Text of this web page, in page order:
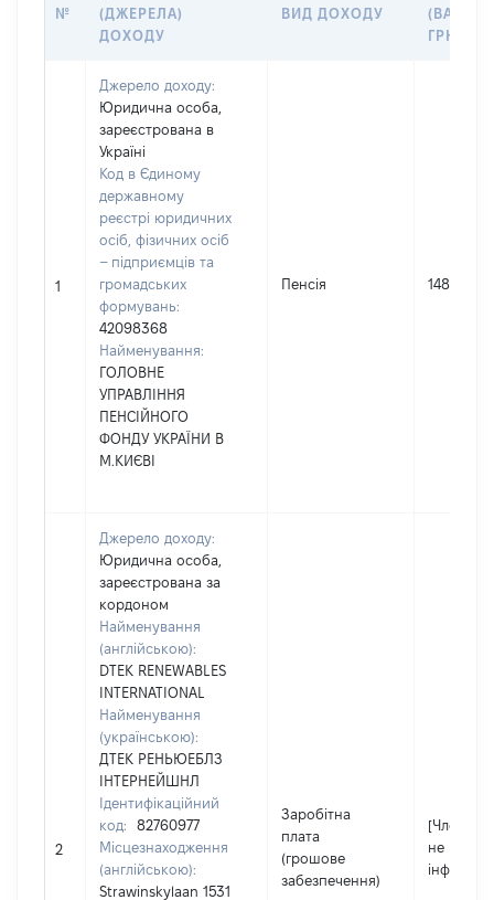
№
(ДЖЕРЕЛА)
ДОХОДУ
ВИД ДОХОДУ
ГРН
1
Джерело доходу:
Юридична особа,
зареєстрована в
Україні
Код в Єдиному
державному
реєстрі юридичних
осіб, фізичних осіб
– підприємців та
громадських
формувань:
42098368
Найменування:
ГОЛОВНЕ
УПРАВЛІННЯ
ПЕНСІЙНОГО
ФОНДУ УКРАЇНИ В
М.КИЄВІ
Пенсія 148857
2
Джерело доходу:
Юридична особа,
зареєстрована за
кордоном
Найменування
(англійською):
DTEK RENEWABLES
INTERNATIONAL
Найменування
(українською):
ДТЕК РЕНЬЮЕБЛЗ
ІНТЕРНЕЙШНЛ
Ідентифікаційний
код:
82760977
Місцезнаходження
(англійською):
Strawinskylaan 1531
Заробітна
плата
(грошове
забезпечення)
[Член
не надав